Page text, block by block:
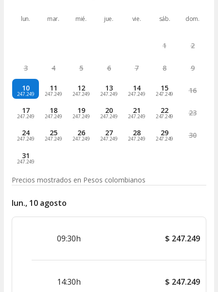
lun. mar. mié. jue. vie. sáb. dom.
1 2
3 4 5 6 7 8 9
10
247.249
11
247.249
12
247.249
13
247.249
14
247.249
15
247.249 16
17
247.249
18
247.249
19
247.249
20
247.249
21
247.249
22
247.249 23
24
247.249
25
247.249
26
247.249
27
247.249
28
247.249
29
247.249 30
31
247.249
Precios mostrados en Pesos colombianos
lun., 10 agosto
09:30h $ 247.249
14:30h $ 247.249